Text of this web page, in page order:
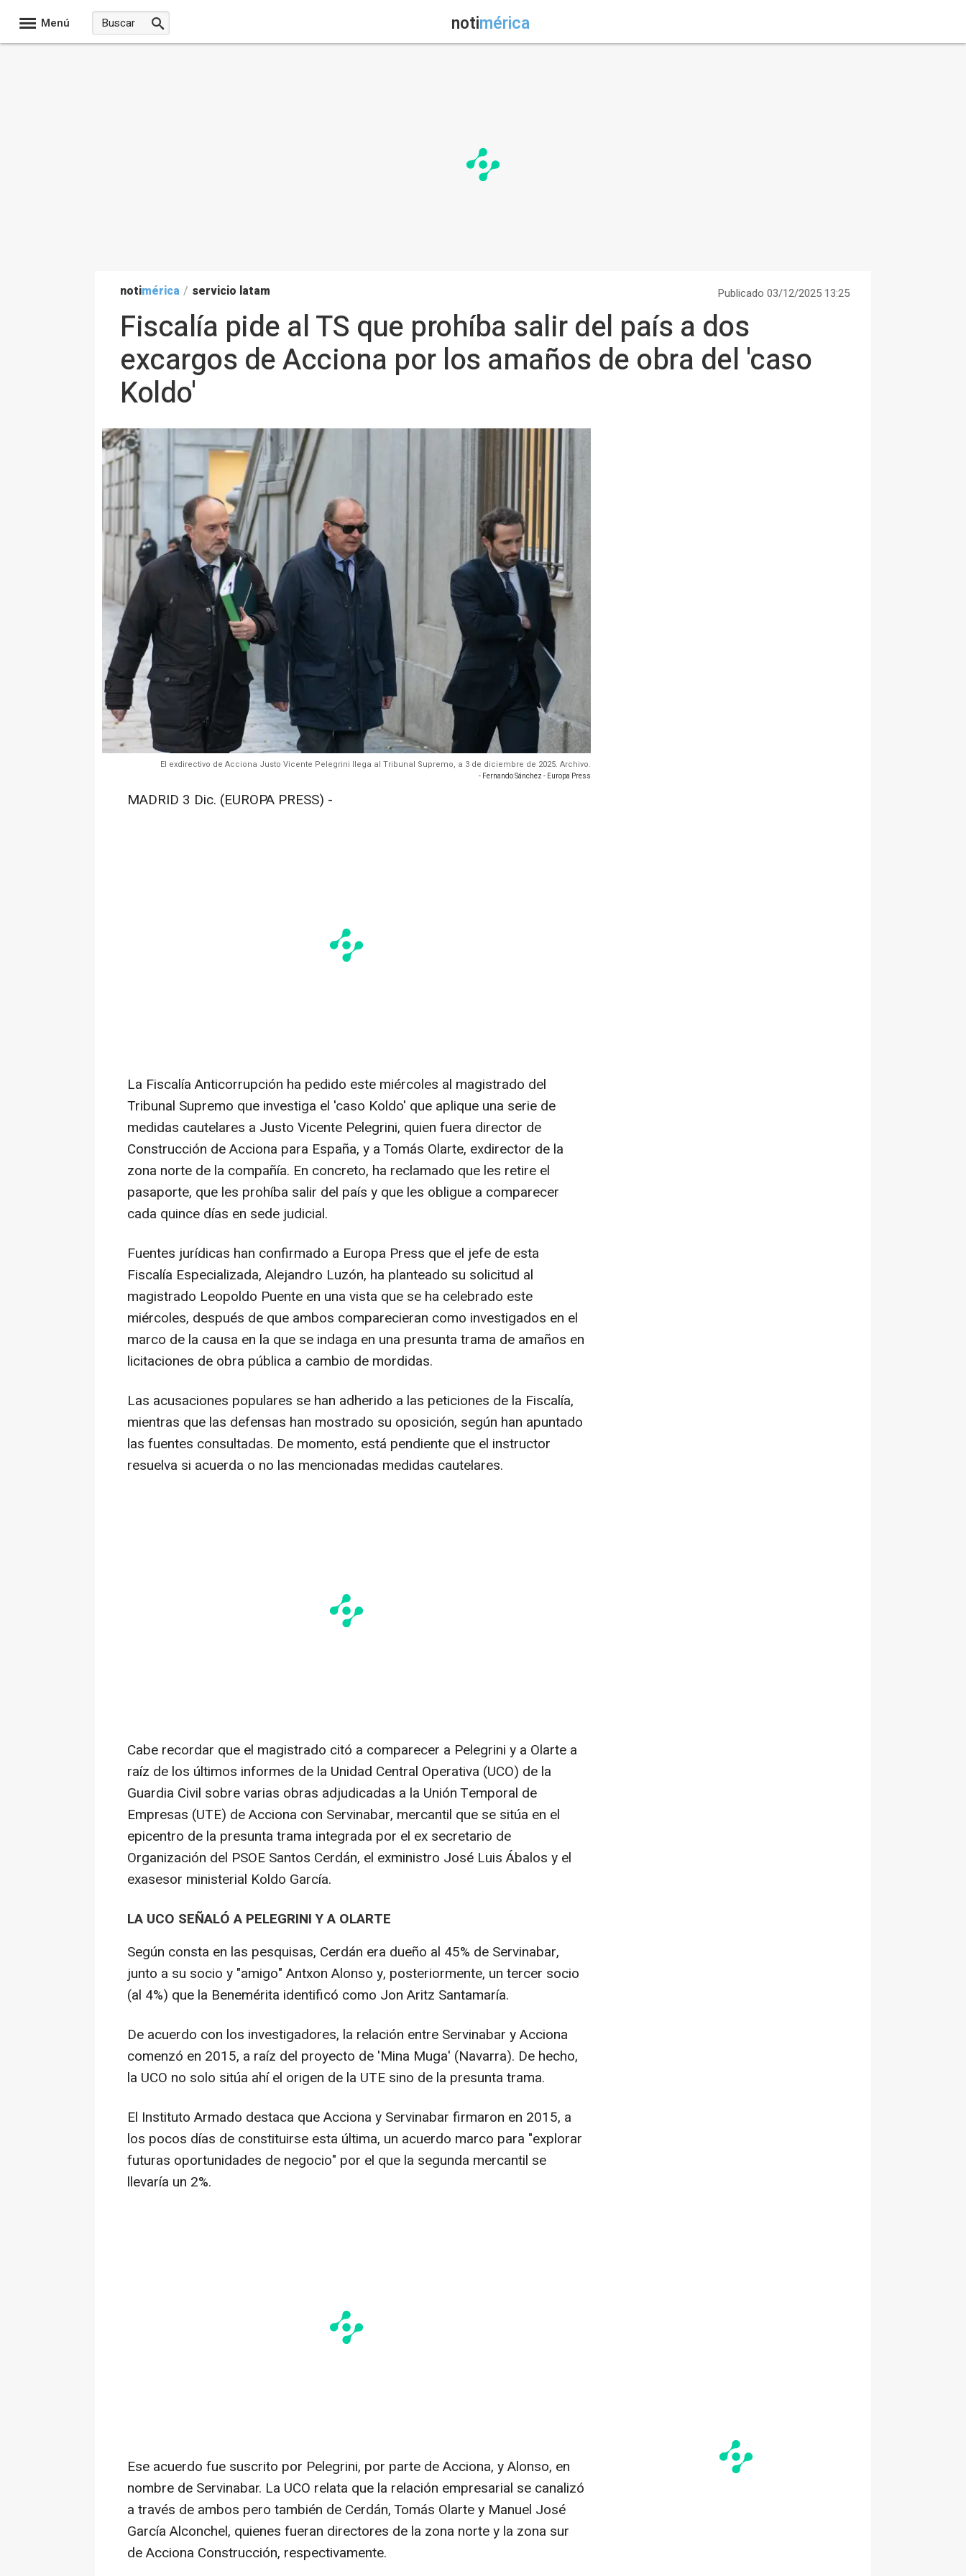
Menú notimérica
notimérica / servicio latam Publicado 03/12/2025 13:25
Fiscalía pide al TS que prohíba salir del país a dos
excargos de Acciona por los amaños de obra del 'caso
Koldo'
El exdirectivo de Acciona Justo Vicente Pelegrini llega al Tribunal Supremo, a 3 de diciembre de 2025. Archivo.
- Fernando Sánchez - Europa Press
MADRID 3 Dic. (EUROPA PRESS) -
La Fiscalía Anticorrupción ha pedido este miércoles al magistrado del
Tribunal Supremo que investiga el 'caso Koldo' que aplique una serie de
medidas cautelares a Justo Vicente Pelegrini, quien fuera director de
Construcción de Acciona para España, y a Tomás Olarte, exdirector de la
zona norte de la compañía. En concreto, ha reclamado que les retire el
pasaporte, que les prohíba salir del país y que les obligue a comparecer
cada quince días en sede judicial.
Fuentes jurídicas han confirmado a Europa Press que el jefe de esta
Fiscalía Especializada, Alejandro Luzón, ha planteado su solicitud al
magistrado Leopoldo Puente en una vista que se ha celebrado este
miércoles, después de que ambos comparecieran como investigados en el
marco de la causa en la que se indaga en una presunta trama de amaños en
licitaciones de obra pública a cambio de mordidas.
Las acusaciones populares se han adherido a las peticiones de la Fiscalía,
mientras que las defensas han mostrado su oposición, según han apuntado
las fuentes consultadas. De momento, está pendiente que el instructor
resuelva si acuerda o no las mencionadas medidas cautelares.
Cabe recordar que el magistrado citó a comparecer a Pelegrini y a Olarte a
raíz de los últimos informes de la Unidad Central Operativa (UCO) de la
Guardia Civil sobre varias obras adjudicadas a la Unión Temporal de
Empresas (UTE) de Acciona con Servinabar, mercantil que se sitúa en el
epicentro de la presunta trama integrada por el ex secretario de
Organización del PSOE Santos Cerdán, el exministro José Luis Ábalos y el
exasesor ministerial Koldo García.
LA UCO SEÑALÓ A PELEGRINI Y A OLARTE
Según consta en las pesquisas, Cerdán era dueño al 45% de Servinabar,
junto a su socio y "amigo" Antxon Alonso y, posteriormente, un tercer socio
(al 4%) que la Benemérita identificó como Jon Aritz Santamaría.
De acuerdo con los investigadores, la relación entre Servinabar y Acciona
comenzó en 2015, a raíz del proyecto de 'Mina Muga' (Navarra). De hecho,
la UCO no solo sitúa ahí el origen de la UTE sino de la presunta trama.
El Instituto Armado destaca que Acciona y Servinabar firmaron en 2015, a
los pocos días de constituirse esta última, un acuerdo marco para "explorar
futuras oportunidades de negocio" por el que la segunda mercantil se
llevaría un 2%.
Ese acuerdo fue suscrito por Pelegrini, por parte de Acciona, y Alonso, en
nombre de Servinabar. La UCO relata que la relación empresarial se canalizó
a través de ambos pero también de Cerdán, Tomás Olarte y Manuel José
García Alconchel, quienes fueran directores de la zona norte y la zona sur
de Acciona Construcción, respectivamente.